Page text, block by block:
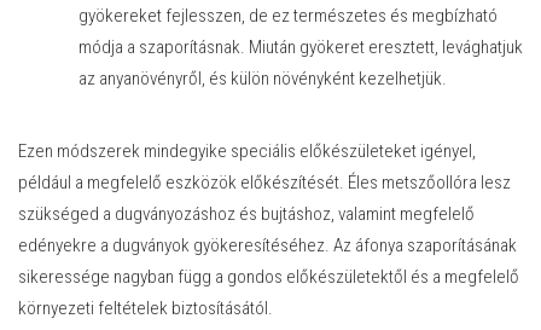
gyökereket fejlesszen, de ez természetes és megbízható
módja a szaporításnak. Miután gyökeret eresztett, levághatjuk
az anyanövényről, és külön növényként kezelhetjük.
Ezen módszerek mindegyike speciális előkészületeket igényel,
például a megfelelő eszközök előkészítését. Éles metszőollóra lesz
szükséged a dugványozáshoz és bujtáshoz, valamint megfelelő
edényekre a dugványok gyökeresítéséhez. Az áfonya szaporításának
sikeressége nagyban függ a gondos előkészületektől és a megfelelő
környezeti feltételek biztosításától.